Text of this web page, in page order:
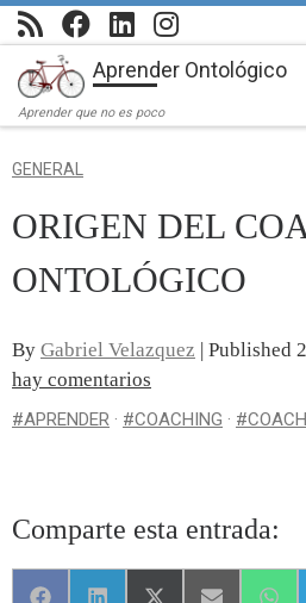
Saltar al contenido
Aprender Ontológico
Aprender que no es poco
GENERAL
ORIGEN DEL
ONTOLÓGICO
By Gabriel Velazquez | Published
hay comentarios
#APRENDER · #COACHING ·
Comparte esta entrada: